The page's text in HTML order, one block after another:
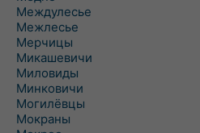
Междулесье
Межлесье
Мерчицы
Микашевичи
Миловиды
Минковичи
Могилёвцы
Мокраны